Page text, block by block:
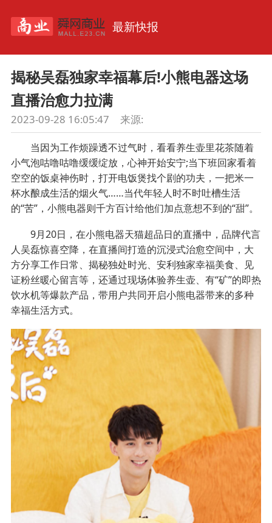
最新快报
揭秘吴磊独家幸福幕后!小熊电器这场
直播治愈力拉满
2023-09-28 16:05:47 来源:
当因为工作烦躁透不过气时，看看养生壶里花茶随着
小气泡咕噜咕噜缓缓绽放，心神开始安宁;当下班回家看着
空空的饭桌神伤时，打开电饭煲找个剧的功夫，一把米一
杯水酿成生活的烟火气……当代年轻人时不时吐槽生活
的“苦”，小熊电器则千方百计给他们加点意想不到的“甜”。
9月20日，在小熊电器天猫超品日的直播中，品牌代言
人吴磊惊喜空降，在直播间打造的沉浸式治愈空间中，大
方分享工作日常、揭秘独处时光、安利独家幸福美食、见
证粉丝暖心留言等，还通过现场体验养生壶、有“矿”的即热
饮水机等爆款产品，带用户共同开启小熊电器带来的多种
幸福生活方式。